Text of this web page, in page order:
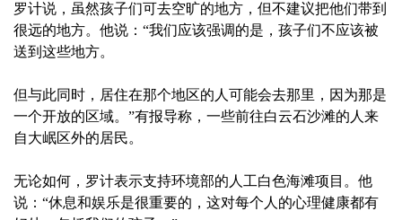
罗计说，虽然孩子们可去空旷的地方，但不建议把他们带到
很远的地方。他说：“我们应该强调的是，孩子们不应该被
送到这些地方。
但与此同时，居住在那个地区的人可能会去那里，因为那是
一个开放的区域。”有报导称，一些前往白云石沙滩的人来
自大岷区外的居民。
无论如何，罗计表示支持环境部的人工白色海滩项目。他
说：“休息和娱乐是很重要的，这对每个人的心理健康都有